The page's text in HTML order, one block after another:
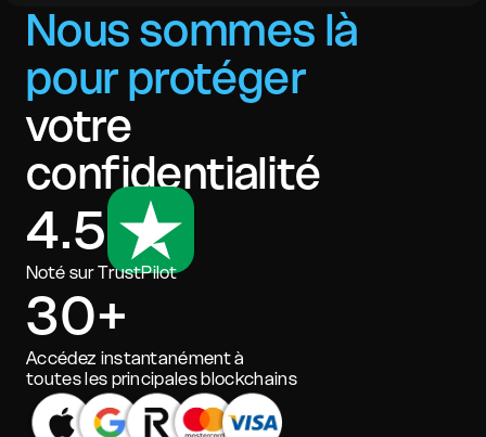
Nous sommes là
pour protéger
votre
confidentialité
4.5
Noté sur TrustPilot
30+
Accédez instantanément à
toutes les principales blockchains